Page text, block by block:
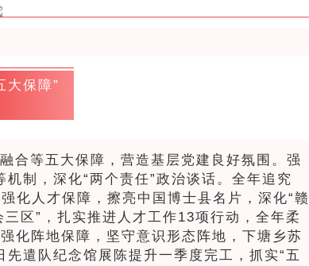
大保障”
合等五大保障，营造基层党建良好氛围。强
制，深化“两个责任”政治谈话。全年追究
化人才保障，擦亮中国博士县名片，深化“赣
区”，扎实推进人才工作13项行动，全年柔
化阵地保障，坚守意识形态阵地，下塘乡苏
遣队纪念馆展陈提升一季度完工，抓实“五